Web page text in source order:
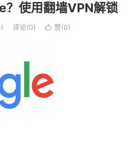
使用翻墙VPN解锁
评论(0)  赞(0)